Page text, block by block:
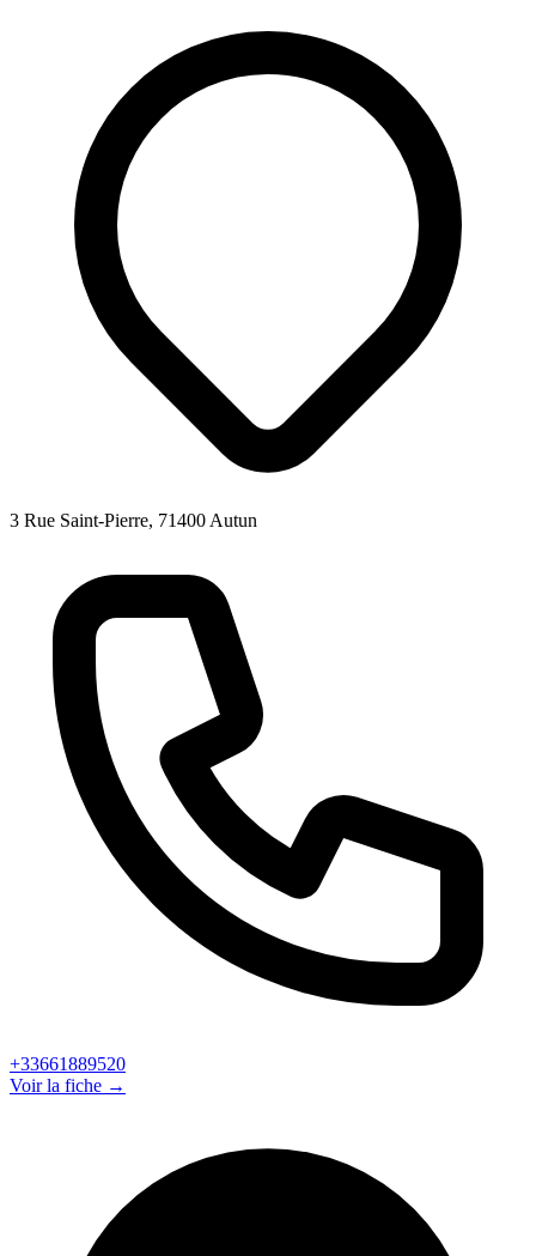
3 Rue Saint-Pierre, 71400 Autun
+33661889520
Voir la fiche →